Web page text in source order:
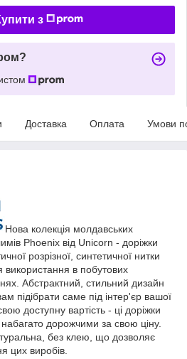
з
Доставка Оплата Умови
Нова колекція молдавських
Phoenix від Unicorn - доріжки
розрізної, синтетичної нитки
використання в побутових
Абстрактний, стильний дизайн
підібрати саме під інтер'єр вашої
доступну вартість - ці доріжки
набагато дорожчими за свою ціну.
без клею, що дозволяє
цих виробів.